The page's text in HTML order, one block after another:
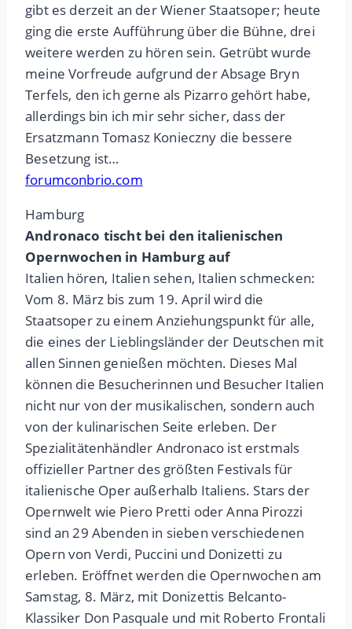
gibt es derzeit an der Wiener Staatsoper; heute
ging die erste Aufführung über die Bühne, drei
weitere werden zu hören sein. Getrübt wurde
meine Vorfreude aufgrund der Absage Bryn
Terfels, den ich gerne als Pizarro gehört habe,
allerdings bin ich mir sehr sicher, dass der
Ersatzmann Tomasz Konieczny die bessere
Besetzung ist…
forumconbrio.com
Hamburg
Andronaco tischt bei den italienischen
Opernwochen in Hamburg auf
Italien hören, Italien sehen, Italien schmecken:
Vom 8. März bis zum 19. April wird die
Staatsoper zu einem Anziehungspunkt für alle,
die eines der Lieblingsländer der Deutschen mit
allen Sinnen genießen möchten. Dieses Mal
können die Besucherinnen und Besucher Italien
nicht nur von der musikalischen, sondern auch
von der kulinarischen Seite erleben. Der
Spezialitätenhändler Andronaco ist erstmals
offizieller Partner des größten Festivals für
italienische Oper außerhalb Italiens. Stars der
Opernwelt wie Piero Pretti oder Anna Pirozzi
sind an 29 Abenden in sieben verschiedenen
Opern von Verdi, Puccini und Donizetti zu
erleben. Eröffnet werden die Opernwochen am
Samstag, 8. März, mit Donizettis Belcanto-
Klassiker Don Pasquale und mit Roberto Frontali